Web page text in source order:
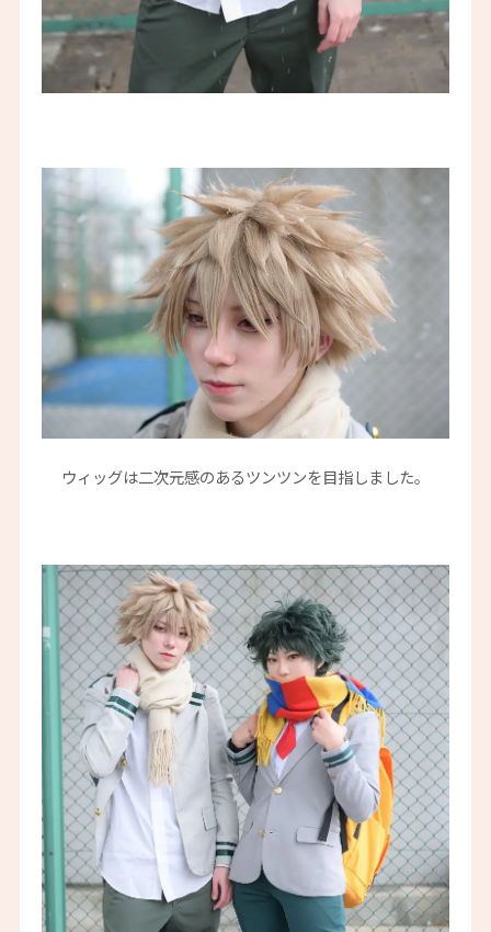
ウィッグは二次元感のあるツンツンを目指しました。